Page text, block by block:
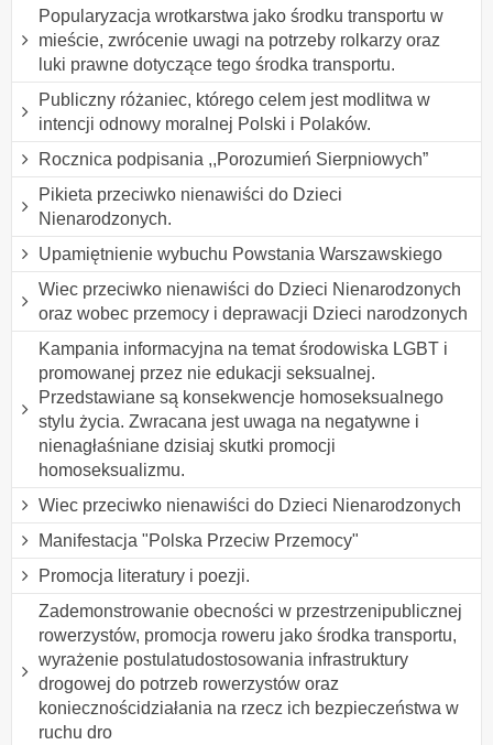
Popularyzacja wrotkarstwa jako środku transportu w
mieście, zwrócenie uwagi na potrzeby rolkarzy oraz
luki prawne dotyczące tego środka transportu.
Publiczny różaniec, którego celem jest modlitwa w
intencji odnowy moralnej Polski i Polaków.
Rocznica podpisania ,,Porozumień Sierpniowych”
Pikieta przeciwko nienawiści do Dzieci
Nienarodzonych.
Upamiętnienie wybuchu Powstania Warszawskiego
Wiec przeciwko nienawiści do Dzieci Nienarodzonych
oraz wobec przemocy i deprawacji Dzieci narodzonych
Kampania informacyjna na temat środowiska LGBT i
promowanej przez nie edukacji seksualnej.
Przedstawiane są konsekwencje homoseksualnego
stylu życia. Zwracana jest uwaga na negatywne i
nienagłaśniane dzisiaj skutki promocji
homoseksualizmu.
Wiec przeciwko nienawiści do Dzieci Nienarodzonych
Manifestacja "Polska Przeciw Przemocy"
Promocja literatury i poezji.
Zademonstrowanie obecności w przestrzenipublicznej
rowerzystów, promocja roweru jako środka transportu,
wyrażenie postulatudostosowania infrastruktury
drogowej do potrzeb rowerzystów oraz
koniecznościdziałania na rzecz ich bezpieczeństwa w
ruchu dro